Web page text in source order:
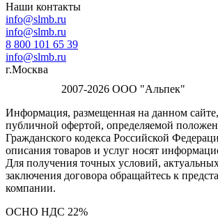
Наши контакты
info@slmb.ru
info@slmb.ru
8 800 101 65 39
info@slmb.ru
г.Москва
2007-2026 ООО "Альпек"
Информация, размещенная на данном сайте,
публичной офертой, определяемой
Гражданского кодекса Российской
описания товаров и услуг носят
Для получения точных условий,
заключения договора обращайтесь к
компании.
ОСНО НДС 22%